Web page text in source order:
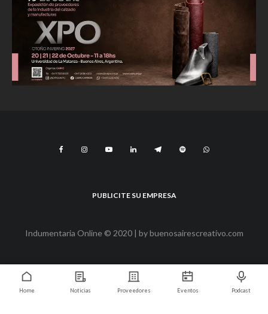
PUBLICITE SU EMPRESA
Indumentaria Online © 2020 | bybuenosairescreativo.com
Home Noticias Proveedores Eventos Podcast